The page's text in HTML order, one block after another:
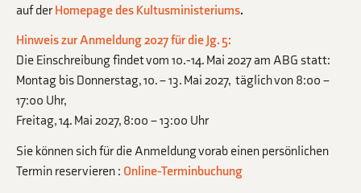
auf derHomepage des Kultusministeriums.
Hinweis zur Anmeldung 2027 für die Jg. 5:
Die Einschreibung findet vom 10.-14. Mai 2027 am ABG statt:
Montag bis Donnerstag, 10. – 13. Mai 2027, täglich von 8:00 –
17:00 Uhr,
Freitag, 14. Mai 2027, 8:00 – 13:00 Uhr
Sie können sich für die Anmeldung vorab einen persönlichen
Termin reservieren : Online-Terminbuchung